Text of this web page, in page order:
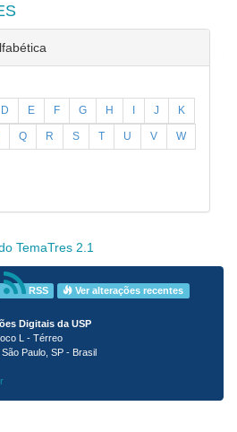
D E F G H I J K
Q R S T U V W
TemaTres 2.1
RSS Ver alterações recentes
Digitais da USP
L - Térreo
Paulo, SP - Brasil